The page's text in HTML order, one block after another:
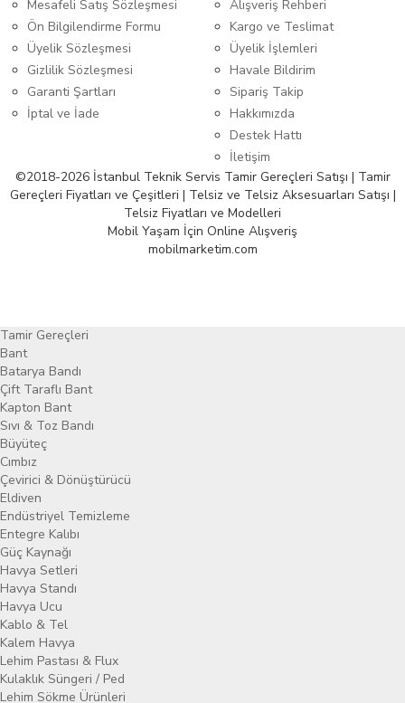
Mesafeli Satış Sözleşmesi
Ön Bilgilendirme Formu
Üyelik Sözleşmesi
Gizlilik Sözleşmesi
Garanti Şartları
İptal ve İade
Alışveriş Rehberi
Kargo ve Teslimat
Üyelik İşlemleri
Havale Bildirim
Sipariş Takip
Hakkımızda
Destek Hattı
İletişim
©2018-2026 İstanbul Teknik Servis Tamir Gereçleri Satışı | Tamir
Gereçleri Fiyatları ve Çeşitleri | Telsiz ve Telsiz Aksesuarları Satışı |
Telsiz Fiyatları ve Modelleri
Mobil Yaşam İçin Online Alışveriş
mobilmarketim.com
Tamir Gereçleri
Bant
Batarya Bandı
Çift Taraflı Bant
Kapton Bant
Sıvı & Toz Bandı
Büyüteç
Cımbız
Çevirici & Dönüştürücü
Eldiven
Endüstriyel Temizleme
Entegre Kalıbı
Güç Kaynağı
Havya Setleri
Havya Standı
Havya Ucu
Kablo & Tel
Kalem Havya
Lehim Pastası & Flux
Kulaklık Süngeri / Ped
Lehim Sökme Ürünleri